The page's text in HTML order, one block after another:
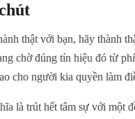
thật với bạn, hãy thành
chờ đúng tín hiệu đó từ
cho người kia quyền làm
là trút hết tâm sự với một